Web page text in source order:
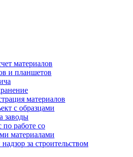
материалов
и планшетов
материалов
с образцами
заводы
по работе со
материалами
за строительством